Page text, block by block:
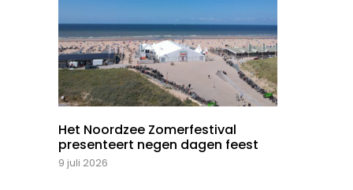
Het Noordzee Zomerfestival
presenteert negen dagen feest
9 juli 2026